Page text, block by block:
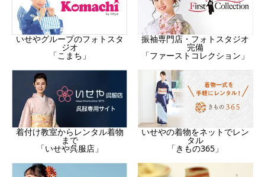
いせやグループのフォトスタ
ジオ
「こまち」
振袖専門店・フォトスタジオ
完備
「ファーストコレクション」
着付け教室からレンタル着物
まで
「いせや呉服店」
いせやの着物をネットでレン
タル
「きもの365」